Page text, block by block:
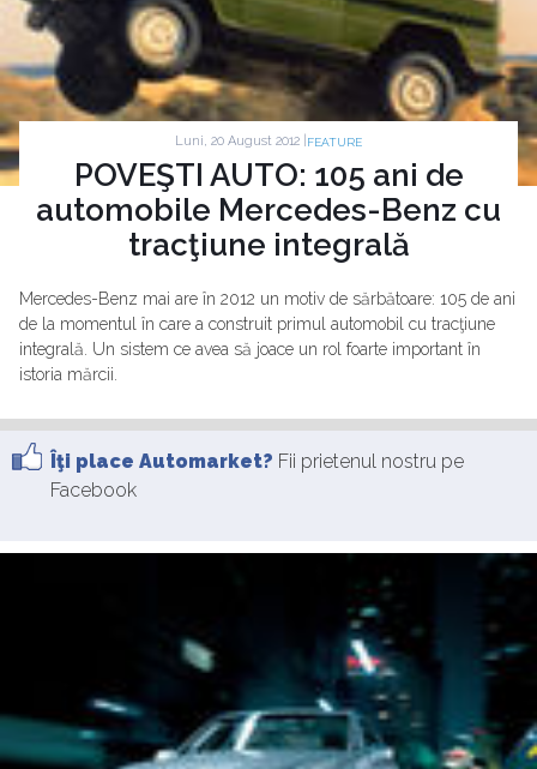
Luni, 20 August 2012 | FEATURE
POVEŞTI AUTO: 105 ani de
automobile Mercedes-Benz cu
tracţiune integrală
Mercedes-Benz mai are în 2012 un motiv de sărbătoare: 105 de ani
de la momentul în care a construit primul automobil cu tracţiune
integrală. Un sistem ce avea să joace un rol foarte important în
istoria mărcii.
Îţi place Automarket? Fii prietenul nostru pe
Facebook